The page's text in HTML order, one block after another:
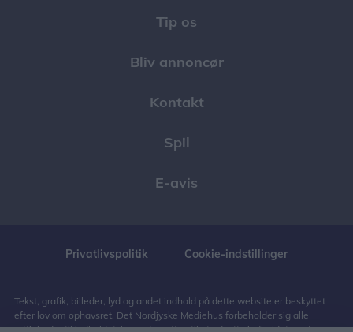
Tip os
Bliv annoncør
Kontakt
Spil
E-avis
Privatlivspolitik Cookie-indstillinger
Tekst, grafik, billeder, lyd og andet indhold på dette website er beskyttet
efter lov om ophavsret. Det Nordjyske Mediehus forbeholder sig alle
rettigheder til indholdet, herunder retten til at udnytte indholdet med